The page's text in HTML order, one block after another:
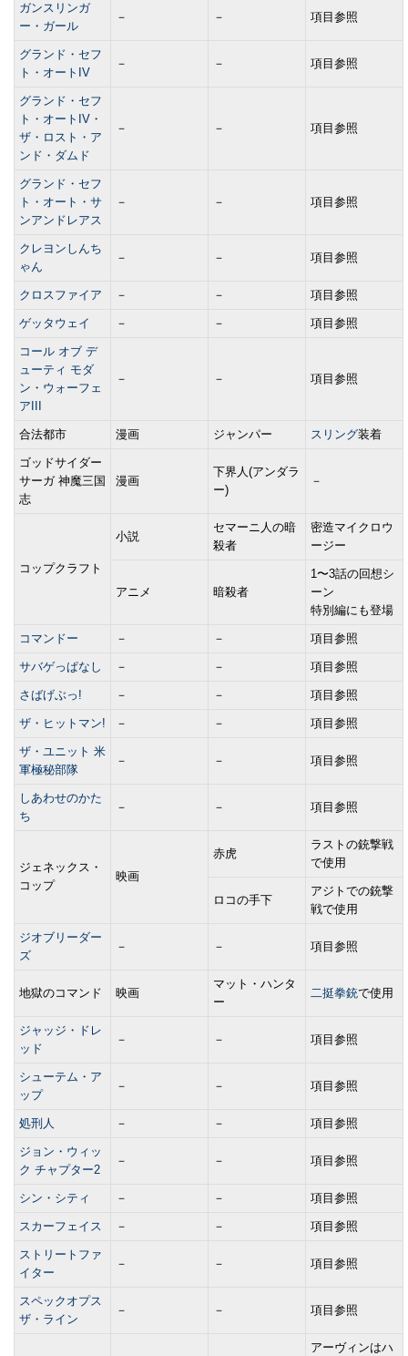
ガンスリンガ
ー・ガール
－ － 項目参照
グランド・セフ
ト・オートIV
－ － 項目参照
グランド・セフ
ト・オートIV・
ザ・ロスト・ア
ンド・ダムド
－ － 項目参照
グランド・セフ
ト・オート・サ
ンアンドレアス
－ － 項目参照
クレヨンしんち
ゃん
－ － 項目参照
クロスファイア － － 項目参照
ゲッタウェイ － － 項目参照
コール オブ デ
ューティ モダ
ン・ウォーフェ
アIII
－ － 項目参照
合法都市 漫画 ジャンパー スリング装着
ゴッドサイダー
サーガ 神魔三国
志
漫画
下界人(アンダラ
ー)
－
コップクラフト
小説
セマーニ人の暗
殺者
密造マイクロウ
ージー
アニメ 暗殺者
1〜3話の回想シ
ーン
特別編にも登場
コマンドー － － 項目参照
サバゲっぱなし － － 項目参照
さばげぶっ! － － 項目参照
ザ・ヒットマン! － － 項目参照
ザ・ユニット 米
軍極秘部隊
－ － 項目参照
しあわせのかた
ち
－ － 項目参照
ジェネックス・
コップ
映画
赤虎
ラストの銃撃戦
で使用
ロコの手下
アジトでの銃撃
戦で使用
ジオブリーダー
ズ
－ － 項目参照
地獄のコマンド 映画
マット・ハンタ
ー
二挺拳銃で使用
ジャッジ・ドレ
ッド
－ － 項目参照
シューテム・ア
ップ
－ － 項目参照
処刑人 － － 項目参照
ジョン・ウィッ
ク チャプター2
－ － 項目参照
シン・シティ － － 項目参照
スカーフェイス － － 項目参照
ストリートファ
イター
－ － 項目参照
スペックオプス
ザ・ライン
－ － 項目参照
アーヴィンはハ